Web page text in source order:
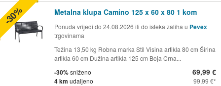
Metalna klupa Camino 125 x 60 x 80 1 kom
Ponuda vrijedi do 24.08.2026 ili do isteka zaliha u Pevex
trgovinama
Težina 13,50 kg Robna marka Stil Visina artikla 80 cm Širina
artikla 60 cm Dužina artikla 125 cm Boja Crna...
-30%sniženo
4 km udaljeno
69,99 €
99,99 €
-30%